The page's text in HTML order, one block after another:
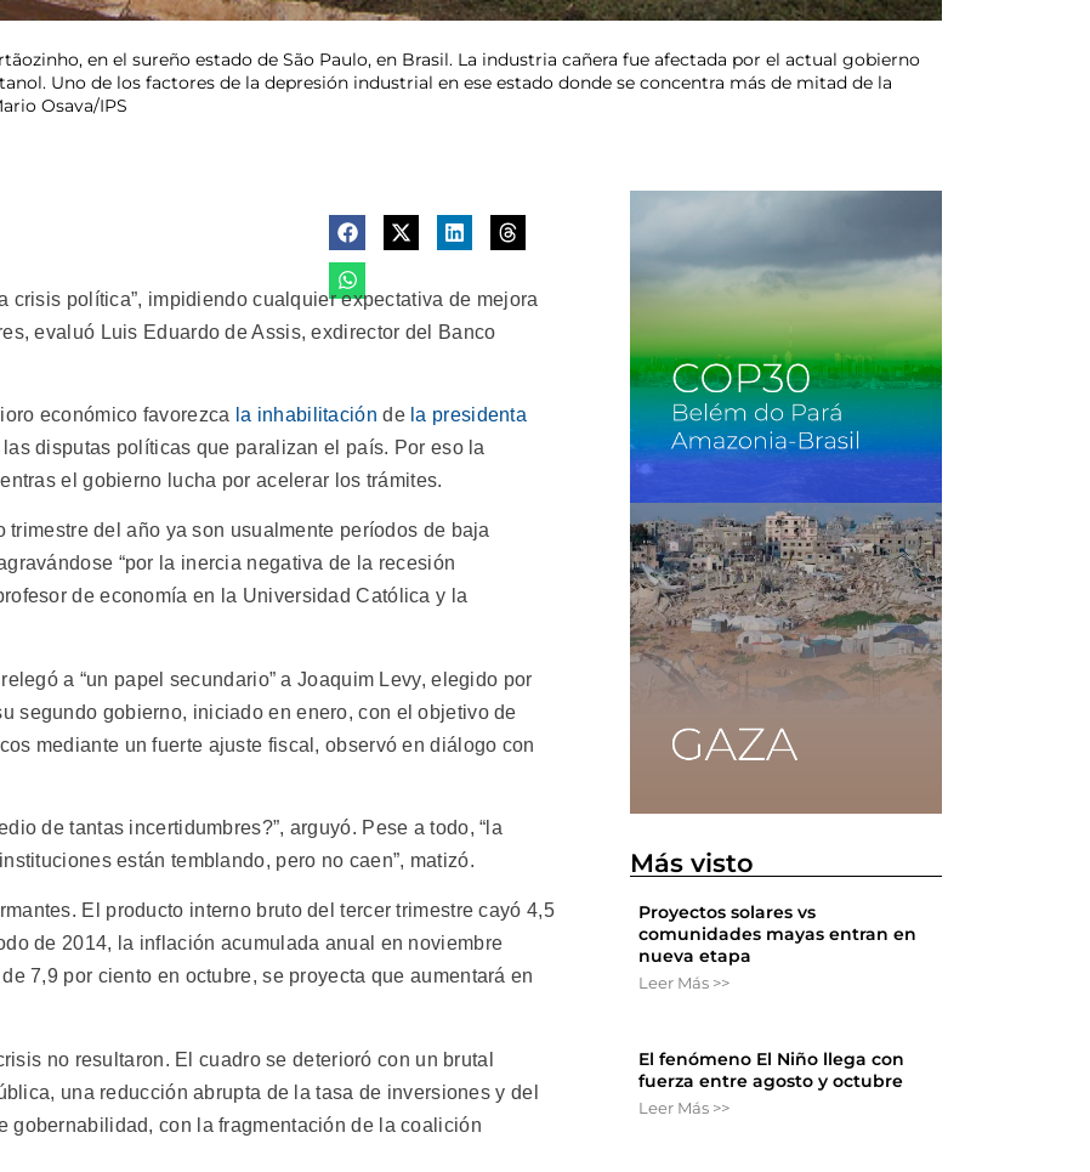
en el sureño estado de São Paulo, en Brasil. La industria cañera fue afectada por el actual gobierno
Uno de los factores de la depresión industrial en ese estado donde se concentra más de mitad de la
Osava/IPS
crisis política”, impidiendo cualquier expectativa de mejora
evaluó Luis Eduardo de Assis, exdirector del Banco
económico favorezca la inhabilitación de la presidenta
disputas políticas que paralizan el país. Por eso la
el gobierno lucha por acelerar los trámites.
del año ya son usualmente períodos de baja
“por la inercia negativa de la recesión
de economía en la Universidad Católica y la
a “un papel secundario” a Joaquim Levy, elegido por
segundo gobierno, iniciado en enero, con el objetivo de
mediante un fuerte ajuste fiscal, observó en diálogo con
de tantas incertidumbres?”, arguyó. Pese a todo, “la
están temblando, pero no caen”, matizó.
El producto interno bruto del tercer trimestre cayó 4,5
de 2014, la inflación acumulada anual en noviembre
7,9 por ciento en octubre, se proyecta que aumentará en
no resultaron. El cuadro se deterioró con un brutal
una reducción abrupta de la tasa de inversiones y del
gobernabilidad, con la fragmentación de la coalición
Más visto
Proyectos solares vs
comunidades mayas entran en
nueva etapa
Leer Más >>
El fenómeno El Niño llega con
fuerza entre agosto y octubre
Leer Más >>